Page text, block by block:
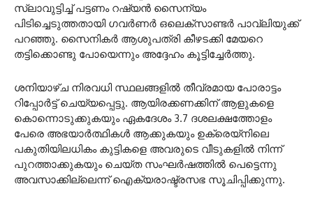
സ്ലാവുട്ടിച്ച് പട്ടണം റഷ്യൻ സൈന്യം
പിടിച്ചെടുത്തതായി ഗവർണർ ഒലെക്‌സാണ്ടർ പാവ്‌ലിയുക്ക്
പറഞ്ഞു. സൈനികർ ആശുപത്രി കീഴടക്കി മേയറെ
തട്ടിക്കൊണ്ടു പോയെന്നും അദ്ദേഹം കൂട്ടിച്ചേർത്തു.
ശനിയാഴ്ച നിരവധി സ്ഥലങ്ങളിൽ തീവ്രമായ പോരാട്ടം
റിപ്പോർട്ട് ചെയ്യപ്പെട്ടു. ആയിരക്കണക്കിന് ആളുകളെ
കൊന്നൊടുക്കുകയും ഏകദേശം 3.7 ദശലക്ഷത്തോളം
പേരെ അഭയാർത്ഥികൾ ആക്കുകയും ഉക്രെയ്നിലെ
പകുതിയിലധികം കുട്ടികളെ അവരുടെ വീടുകളിൽ നിന്ന്
പുറത്താക്കുകയും ചെയ്ത സംഘർഷത്തിൽ പെട്ടെന്നു
അവസാക്കില്ലെന്ന് ഐക്യരാഷ്ട്രസഭ സൂചിപ്പിക്കുന്നു.